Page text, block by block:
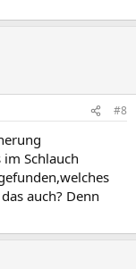
#8
Schlauch
auch? Denn